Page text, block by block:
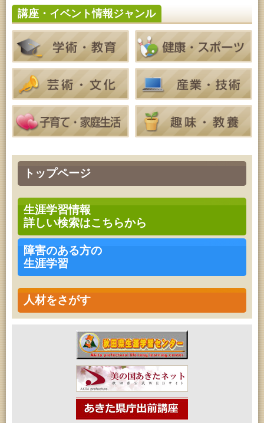
トップページ
生涯学習情報
詳しい検索はこちらから
障害のある方の
生涯学習
人材をさがす
特別展「超写実 ホキ美術館名品展」
2026年08月08日 (秋田市)
乳幼児教育・青少年教育「おりがみの会」
2026年08月08日 ～ 2026年08月09日 (秋田市)
青少年・成人・家庭教育「夏のファミリーキャン
プ」
2026年08月08日 (秋田市)
青少年・家庭・成人教育「不思議アートのぞき箱ワ
ークショップ」
2026年08月08日 (秋田市)
乳幼児・青少年教育「朝のこどもとしょかんタイ
ム」
2026年08月08日 (秋田市)
2026年08月08日 (秋田市)
乳幼児教育「フォンテ文庫のおはなし会」
2026年08月09日 (秋田市)
ークショップ」
2026年08月11日 (秋田市)
令和8年度 椎名雄一郎オルガンレクチャーコンサー
ト
2026年08月14日 (秋田市)
成人教育「古文書解読講座」
2026年08月15日 (秋田市)
乳幼児教育・青少年教育「おはなしの会」
2026年08月15日 (秋田市)
乳幼児教育「作ってあそぼう工作会『レインボース
ティック』を作ろう！」
2026年08月15日 (秋田市)
乳幼児教育「パンダのえほん修理屋さん」
2026年08月17日 (秋田市)
高齢者教育「茨島七丁目地区高齢者学級」
2026年08月17日 (秋田市)
女性教育「ミセスセミナー大住」
2026年08月17日 (秋田市)
家庭教育「わくわく家族講座」
2026年08月18日 (秋田市)
乳幼児教育「ペンギン幼児学級」
らいあ」2026年7月イベントのお知らせ
2026年07月11日令和8年度 あきた芸術劇場「ミ
ルハス」2026年7月のイベントスケジュールのお知
らせ
2026年07月10日令和8年度 株式会社パソナ「キ
ャリアコンサルタント相談」のお知らせ
2026年07月10日令和8年度 株式会社パソナ「キ
ャリア形成リスキリング支援センター」紹介のお知
らせ
講座・イベント情報ジャンル